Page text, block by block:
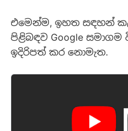
එමෙන්ම, ඉහත සඳහන්
පිළිබඳව Google
ඉදිරිපත් කර නොමැත.